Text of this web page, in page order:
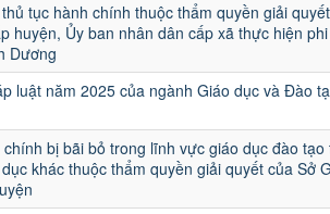
tục hành chính thuộc thẩm quyền giải
huyện, Ủy ban nhân dân cấp xã thực hiện
Dương
luật năm 2025 của ngành Giáo dục và Đào
bị bãi bỏ trong lĩnh vực giáo dục đào tạo
khác thuộc thẩm quyền giải quyết của Sở